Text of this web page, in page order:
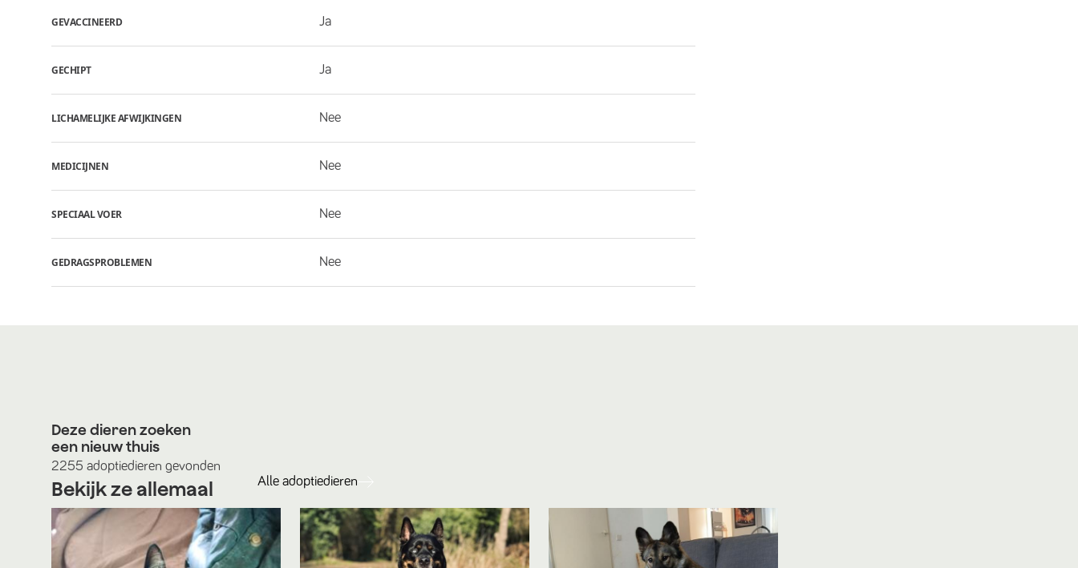
GEVACCINEERD Ja
GECHIPT Ja
LICHAMELIJKE AFWIJKINGEN Nee
MEDICIJNEN Nee
SPECIAAL VOER Nee
GEDRAGSPROBLEMEN Nee
Deze dieren zoeken
een nieuw thuis
2255 adoptiedieren gevonden
Bekijk ze allemaal Alle adoptiedieren